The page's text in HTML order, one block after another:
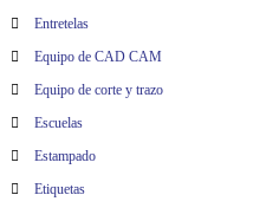
Entretelas
Equipo de CAD CAM
Equipo de corte y trazo
Escuelas
Estampado
Etiquetas